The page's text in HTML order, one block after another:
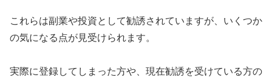
これらは副業や投資として勧誘されていますが、いくつか
の気になる点が見受けられます。
実際に登録してしまった方や、現在勧誘を受けている方の